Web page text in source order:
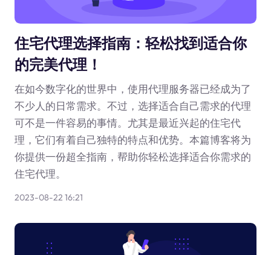
住宅代理选择指南：轻松找到适合你
的完美代理！
在如今数字化的世界中，使用代理服务器已经成为了
不少人的日常需求。不过，选择适合自己需求的代理
可不是一件容易的事情。尤其是最近兴起的住宅代
理，它们有着自己独特的特点和优势。本篇博客将为
你提供一份超全指南，帮助你轻松选择适合你需求的
住宅代理。
2023-08-22 16:21